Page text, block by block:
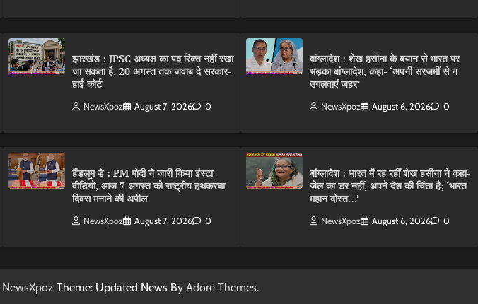
झारखंड : JPSC अध्यक्ष का पद रिक्त नहीं रखा
जा सकता है, 20 अगस्त तक जवाब दे सरकार-
हाई कोर्ट
NewsXpoz August 7, 2026 0
हैंडलूम डे : PM मोदी ने जारी किया इंस्टा
वीडियो, आज 7 अगस्त को राष्ट्रीय हथकरघा
दिवस मनाने की अपील
NewsXpoz August 7, 2026 0
बांग्लादेश : शेख हसीना के बयान से भारत पर
भड़का बांग्लादेश, कहा- ‘अपनी सरजमीं से न
उगलवाएं जहर’
NewsXpoz August 6, 2026 0
बांग्लादेश : भारत में रह रहीं शेख हसीना ने कहा-
जेल का डर नहीं, अपने देश की चिंता है; ‘भारत
महान दोस्त…’
NewsXpoz August 6, 2026 0
NewsXpoz Theme: Updated News By Adore Themes.